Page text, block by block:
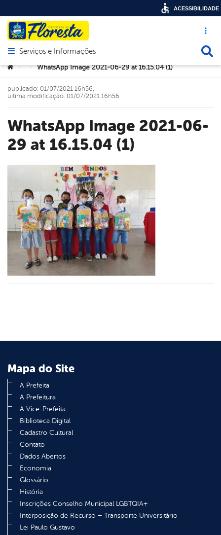
Acesso
Abrir menu principal de navegação
Serviços e Informações
Você está aqui:
> > WhatsApp Image 2021-06-29 at 16.15.04 (1)
WhatsApp Image 2021-06-
29 at 16.15.04 (1)
publicado: 01/07/2021 16h56,
última modificação: 01/07/2021 16h56
Mapa do Site
A Prefeita
A Prefeitura
A Vice-Prefeita
Biblioteca Digital
Cadastro Cultural
Contato
Dados Abertos
Economia
Glossário
História
Inscrições Conselho Municipal LGBTQIA+
Interposição de Recurso – Transporte Universitário
Lei Paulo Gustavo
ACESSIBILIDADE